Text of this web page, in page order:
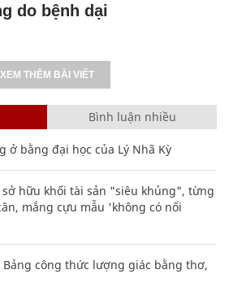
do bệnh dại
XEM THÊM BÀI VIẾT
Bình luận nhiều
ở bằng đại học của Lý Nhã Kỳ
hữu khối tài sản "siêu khủng", từng
mắng cựu mẫu 'không có nổi
Bảng công thức lượng giác bằng thơ,